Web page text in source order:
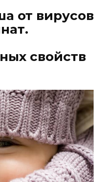
от вирусов
свойств